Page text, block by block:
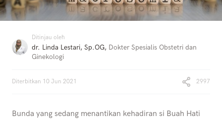
Ditinjau oleh
dr. Linda Lestari, Sp.OG, Dokter Spesialis Obstetri dan
Ginekologi
Diterbitkan 10 Jun 2021 2997
Bunda yang sedang menantikan kehadiran si Buah Hati